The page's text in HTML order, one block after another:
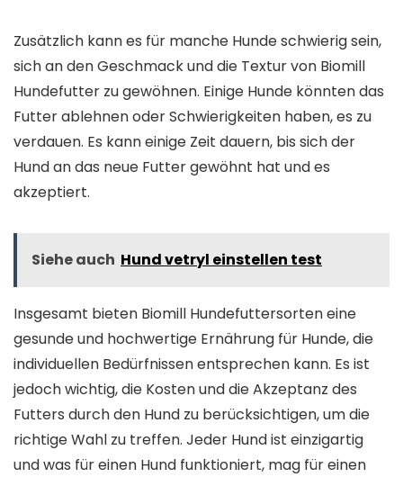
Zusätzlich kann es für manche Hunde schwierig sein,
sich an den Geschmack und die Textur von Biomill
Hundefutter zu gewöhnen. Einige Hunde könnten das
Futter ablehnen oder Schwierigkeiten haben, es zu
verdauen. Es kann einige Zeit dauern, bis sich der
Hund an das neue Futter gewöhnt hat und es
akzeptiert.
Siehe auch Hund vetryl einstellen test
Insgesamt bieten Biomill Hundefuttersorten eine
gesunde und hochwertige Ernährung für Hunde, die
individuellen Bedürfnissen entsprechen kann. Es ist
jedoch wichtig, die Kosten und die Akzeptanz des
Futters durch den Hund zu berücksichtigen, um die
richtige Wahl zu treffen. Jeder Hund ist einzigartig
und was für einen Hund funktioniert, mag für einen